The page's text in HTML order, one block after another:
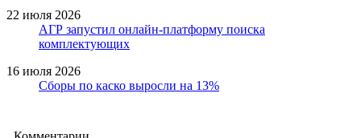
22 июля 2026
АГР запустил онлайн-платформу поиска
комплектующих
16 июля 2026
Сборы по каско выросли на 13%